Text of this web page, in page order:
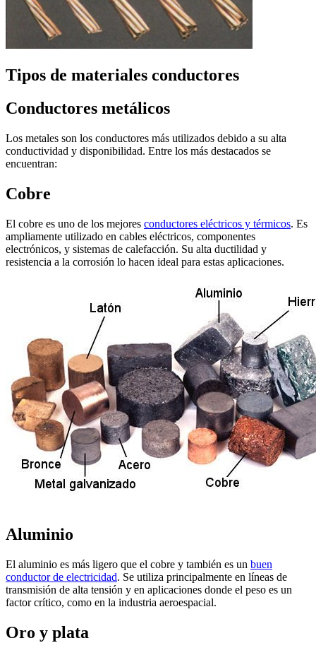
Tipos de materiales conductores
Conductores metálicos
Los metales son los conductores más utilizados debido a su alta
conductividad y disponibilidad. Entre los más destacados se
encuentran:
Cobre
El cobre es uno de los mejores conductores eléctricos y térmicos. Es
ampliamente utilizado en cables eléctricos, componentes
electrónicos, y sistemas de calefacción. Su alta ductilidad y
resistencia a la corrosión lo hacen ideal para estas aplicaciones.
Aluminio
El aluminio es más ligero que el cobre y también es un buen
conductor de electricidad. Se utiliza principalmente en líneas de
transmisión de alta tensión y en aplicaciones donde el peso es un
factor crítico, como en la industria aeroespacial.
Oro y plata